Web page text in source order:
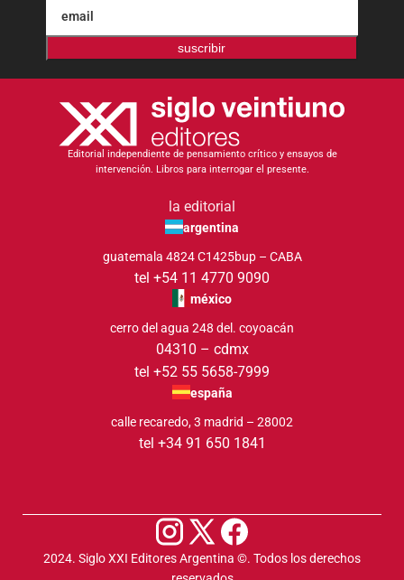
suscribir
Editorial independiente de pensamiento crítico y ensayos de
intervención. Libros para interrogar el presente.
la editorial
argentina
guatemala 4824 C1425bup – CABA
tel +54 11 4770 9090
méxico
cerro del agua 248 del. coyoacán
04310 – cdmx
tel +52 55 5658-7999
españa
calle recaredo, 3 madrid – 28002
tel +34 91 650 1841
2024. Siglo XXI Editores Argentina ©️. Todos los derechos